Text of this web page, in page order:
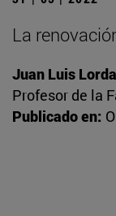
La
Juan Luis Lorda
Profesor de la
Publicado en: